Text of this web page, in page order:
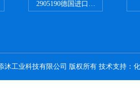
2905190德国进口菲尼克斯继电器
沐工业科技有限公司 版权所有 技术支持：